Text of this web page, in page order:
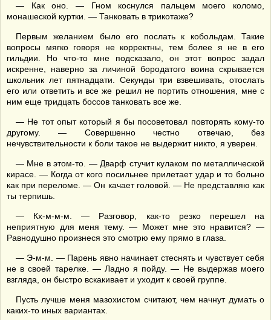
— Как оно. — Гном коснулся пальцем моего коломо,
монашеской куртки. — Танковать в трикотаже?
Первым желанием было его послать к кобольдам. Такие
вопросы мягко говоря не корректны, тем более я не в его
гильдии. Но что-то мне подсказало, он этот вопрос задал
искренне, наверно за личиной бородатого воина скрывается
школьник лет пятнадцати. Секунды три взвешивать, отослать
его или ответить и все же решил не портить отношения, мне с
ним еще тридцать боссов танковать все же.
— Не тот опыт который я бы посоветовал повторять кому-то
другому. — Совершенно честно отвечаю, без
нечувствительности к боли такое не выдержит никто, я уверен.
— Мне в этом-то. — Дварф стучит кулаком по металлической
кирасе. — Когда от кого посильнее прилетает удар и то больно
как при переломе. — Он качает головой. — Не представляю как
ты терпишь.
— Кх-м-м-м. — Разговор, как-то резко перешел на
неприятную для меня тему. — Может мне это нравится? —
Равнодушно произнеся это смотрю ему прямо в глаза.
— Э-м-м. — Парень явно начинает стеснять и чувствует себя
не в своей тарелке. — Ладно я пойду. — Не выдержав моего
взгляда, он быстро вскакивает и уходит к своей группе.
Пусть лучше меня мазохистом считают, чем начнут думать о
каких-то иных вариантах.